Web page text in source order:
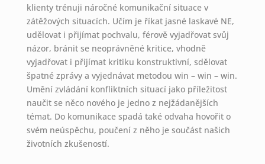
klienty trénuji náročné komunikační situace v
zátěžových situacích. Učím je říkat jasné laskavé NE,
udělovat i přijímat pochvalu, férově vyjadřovat svůj
názor, bránit se neoprávněné kritice, vhodně
vyjadřovat i přijímat kritiku konstruktivní, sdělovat
špatné zprávy a vyjednávat metodou win – win – win.
Umění zvládání konfliktních situací jako příležitost
naučit se něco nového je jedno z nejžádanějších
témat. Do komunikace spadá také odvaha hovořit o
svém neúspěchu, poučení z něho je součást našich
životních zkušeností.